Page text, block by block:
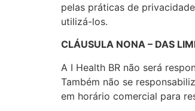
pelas práticas de
utilizá-los.
CLÁUSULA NONA – DAS
A I Health BR não será
Também não se
em horário comercial para